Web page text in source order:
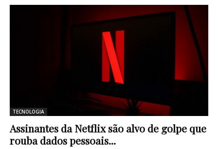
TECNOLOGIA
Assinantes da Netflix são alvo de golpe que
rouba dados pessoais...